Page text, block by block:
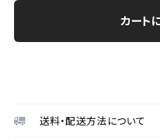
カート
送料・配送方法について